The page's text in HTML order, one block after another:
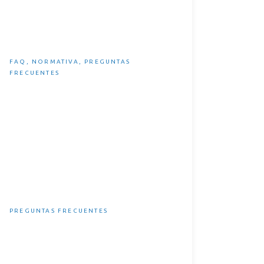
FAQ NORMATIVA
PREGUNTAS
FRECUENTES
PREGUNTAS FRECUENTES